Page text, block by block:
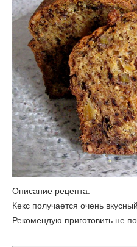
Описание рецепта:
Кекс получается очень
Рекомендую приготовить не